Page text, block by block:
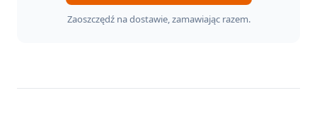
Zaoszczędź na dostawie, zamawiając razem.